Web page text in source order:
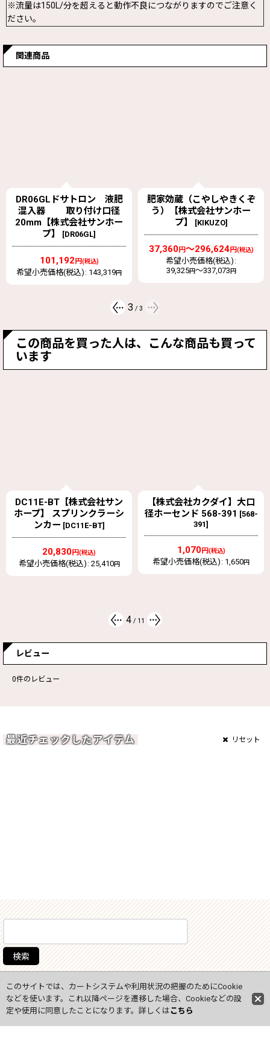
※流量は150L/分を超えると動作不良につながりますのでご注意く
ださい。
関連商品
DR06GLドサトロン 液肥
混入器 取り付け口径
20mm【株式会社サンホー
プ】
[DR06GL]
101,192 円(税込)
希望小売価格(税込) : 143,319円
肥家効蔵（こやしやきくぞ
う）【株式会社サンホー
プ】
[KIKUZO]
37,360円～296,624円(税込)
希望小売価格(税込) :
39,325円～337,073円
3 / 3
この商品を買った人は、こんな商品も買って
います
【株式会社カクダイ】大口
径ホーセンド 568-391 [568-
391]
1,070円(税込)
希望小売価格(税込) 1,650円
PC066 DR-PC066VF【株
式会社サンホープ】 ドサ
トロン DR-7用ピストンア
ッセンブリー [DR-
PC066VF]
5/ 11
レビュー
0件のレビュー
最近チェックしたアイテム リセット
営業日
会社概要
このサイトでは、カートシステムや利用状況の把握のためにCookie
などを使います。これ以降ページを遷移した場合、Cookieなどの設
定や使用に同意したことになります。詳しくは こちら